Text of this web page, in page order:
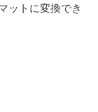
ットに変換でき